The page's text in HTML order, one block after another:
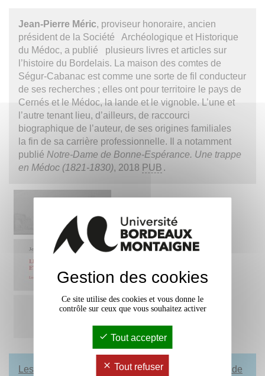
Jean-Pierre Méric, proviseur honoraire, ancien
président de la Société Archéologique et Historique
du Médoc, a publié plusieurs livres et articles sur
l’histoire du Bordelais. La maison des comtes de
Ségur-Cabanac est comme une sorte de fil conducteur
de ses recherches ; elles ont pour territoire le pays de
Cernés et le Médoc, la lande et le vignoble. L’une et
l’autre tenant lieu, d’ailleurs, de raccourci
biographique de l’auteur, de ses origines familiales
la fin de sa carrière professionnelle. Il a notamment
publié Notre-Dame de Bonne-Espérance. Une trappe
en Médoc (1821-1830), 2018 PUB .
Les vertus, les mœurs et les manières. Les comtes de
Gestion des cookies
Ce site utilise des cookies et vous donne le
contrôle sur ceux que vous souhaitez activer
Tout accepter
Tout refuser